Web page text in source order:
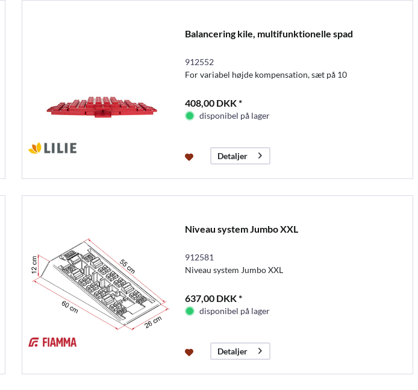
Balancering kile, multifunktionelle spad
912552
For variabel højde kompensation, sæt på 10
408,00 DKK *
disponibel på lager
Detaljer
Niveau system Jumbo XXL
912581
Niveau system Jumbo XXL
637,00 DKK *
disponibel på lager
Detaljer